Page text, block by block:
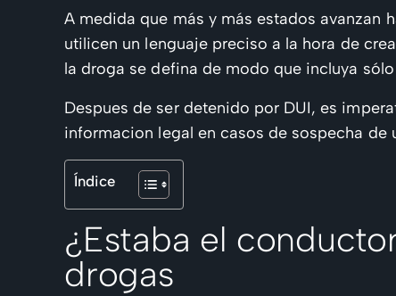
A medida que más y más estados avanzan
utilicen un lenguaje preciso a la hora de
la droga se defina de modo que incluya
Despues de ser detenido por DUI, es
informacion legal en casos de sospecha de
Índice
¿Estaba el
drogas